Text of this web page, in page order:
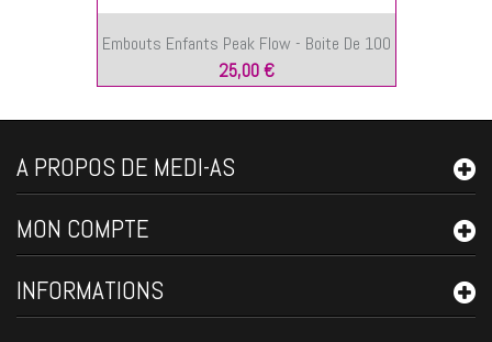
Embouts Enfants Peak Flow - Boite De 100
25,00 €
A PROPOS DE MEDI-AS
MON COMPTE
INFORMATIONS